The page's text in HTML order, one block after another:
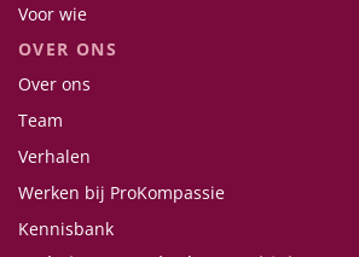
Voor wie
OVER ONS
Over ons
Team
Verhalen
Werken bij ProKompassie
Kennisbank